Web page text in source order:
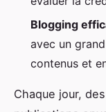
Blogging
avec un
contenus et
Chaque jour,